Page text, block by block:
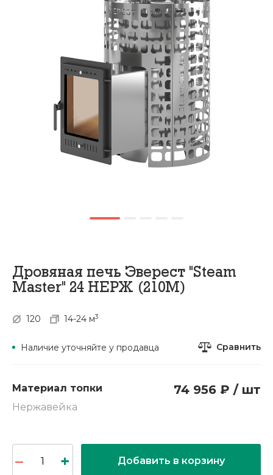
Дровяная печь Эверест "Steam
Master" 24 НЕРЖ (210М)
120 14-24 м3
Наличие уточняйте у продавца Сравнить
Материал топки
Нержавейка
74 956 ₽ / шт
Добавить в корзину